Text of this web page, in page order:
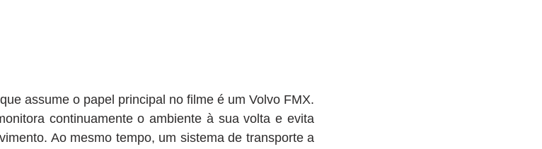
que assume o papel principal no filme é um Volvo FMX.
continuamente o ambiente à sua volta e evita
Ao mesmo tempo, um sistema de transporte a